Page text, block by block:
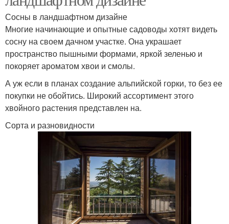
Сосны в ландшафтном дизайне
Многие начинающие и опытные садоводы хотят видеть
сосну на своем дачном участке. Она украшает
пространство пышными формами, яркой зеленью и
покоряет ароматом хвои и смолы.
А уж если в планах создание альпийской горки, то без ее
покупки не обойтись. Широкий ассортимент этого
хвойного растения представлен на.
Сорта и разновидности